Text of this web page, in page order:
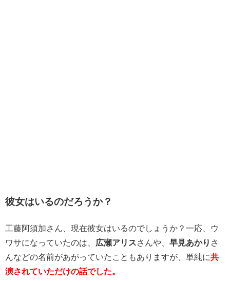
彼女はいるのだろうか？
工藤阿須加さん、現在彼女はいるのでしょうか？一応、ウ
ワサになっていたのは、 広瀬アリスさんや、 早見あかり さ
んなどの名前があがっていたこともありますが、単純に共
演されていただけの話でした。